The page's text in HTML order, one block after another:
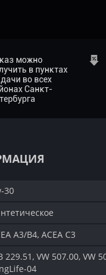
можно
в пунктах
во всех
Санкт-
30
A3/B4, ACEA C3
229.51, VW 507.00, VW
04